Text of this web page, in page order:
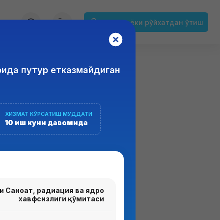
ЎЗ Кириш ёки рўйхатдан ўтиш
тизимлари мажмуаси
путур етказмайдиган
ХИЗМАТ КЎРСАТИШ МУДДАТИ
10 иш куни давомида
Саноат, радиация ва ядро
хавфсизлиги қўмитаси